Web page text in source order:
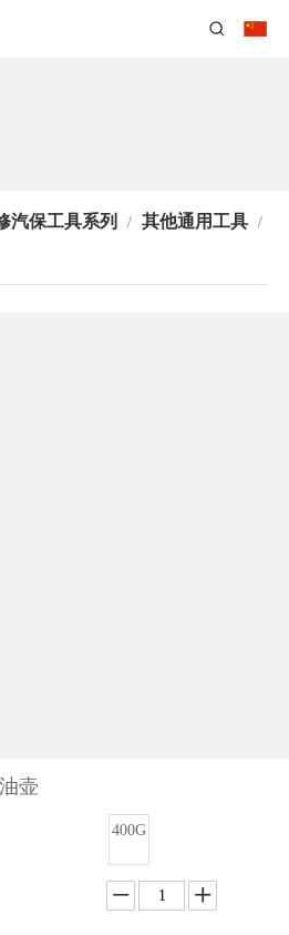
汽保工具系列 / 其他通用工具 /
壶
400G